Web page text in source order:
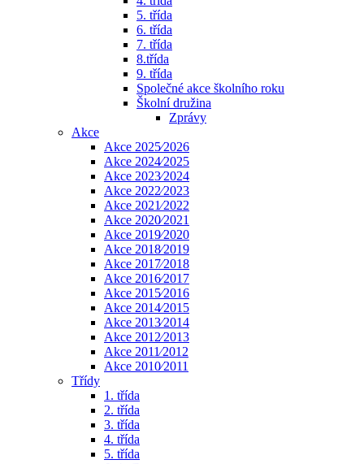
5. třída
6. třída
7. třída
8.třída
9. třída
Společné akce školního roku
Školní družina
Zprávy
Akce
Akce 2025⁄2026
Akce 2024⁄2025
Akce 2023⁄2024
Akce 2022⁄2023
Akce 2021⁄2022
Akce 2020⁄2021
Akce 2019⁄2020
Akce 2018⁄2019
Akce 2017⁄2018
Akce 2016⁄2017
Akce 2015⁄2016
Akce 2014⁄2015
Akce 2013⁄2014
Akce 2012⁄2013
Akce 2011⁄2012
Akce 2010⁄2011
Třídy
1. třída
2. třída
3. třída
4. třída
5. třída